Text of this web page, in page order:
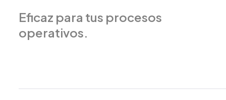
Eficaz para tus procesos
operativos.